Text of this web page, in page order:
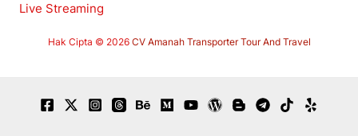
Live Streaming
Hak Cipta © 2026 CV Amanah Transporter Tour And Travel